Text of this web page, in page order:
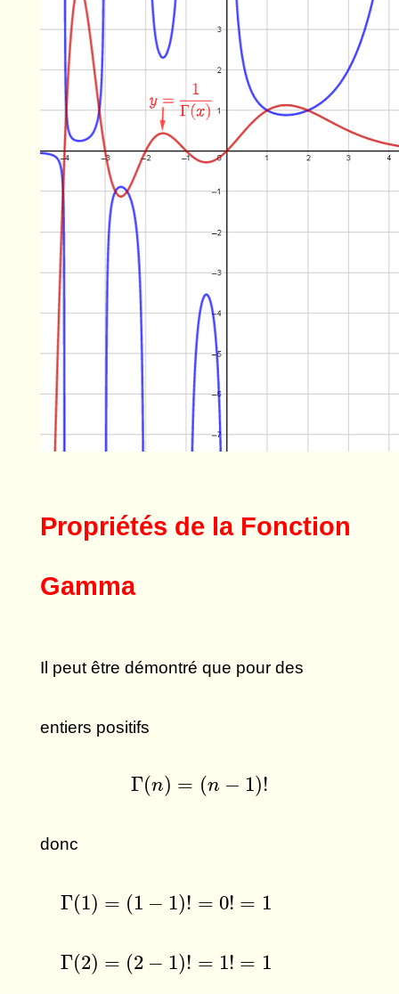
Propriétés de la Fonction
Gamma
Il peut être démontré que pour des
entiers positifs
Γ(n) = (n − 1)!
Γ (n (n !
donc
Γ(1) = (1 − 1)! = 0! = 1
1)=(1 1)! !=1
Γ(2) = (2 − 1)! = 1! = 1
2)=(2 1)!= !=1